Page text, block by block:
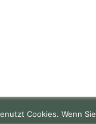
Cookies. Wenn